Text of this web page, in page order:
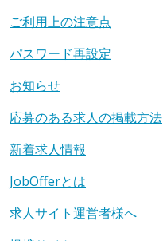
ご利用上の注意点
パスワード再設定
お知らせ
応募のある求人の掲載方法
新着求人情報
JobOfferとは
求人サイト運営者様へ